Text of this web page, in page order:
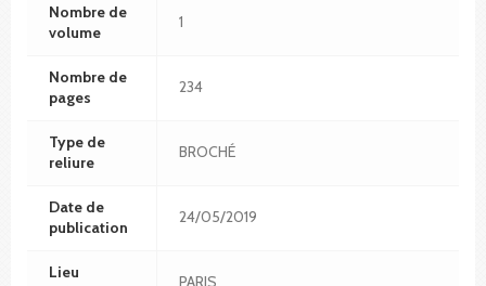
Nombre de
volume
1
Nombre de
pages
234
Type de
reliure
BROCHÉ
Date de
publication
24/05/2019
Lieu
PARIS